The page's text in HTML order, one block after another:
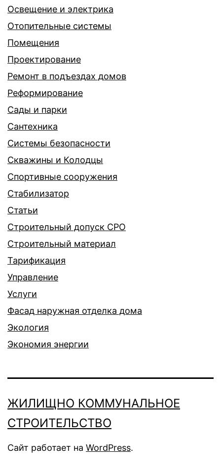
Освещение и электрика
Отопительные системы
Помещения
Проектирование
Ремонт в подъездах домов
Реформирование
Сады и парки
Сантехника
Системы безопасности
Скважины и Колодцы
Спортивные сооружения
Стабилизатор
Статьи
Строительный допуск СРО
Строительный материал
Тарификация
Управление
Услуги
Фасад наружная отделка дома
Экология
Экономия энергии
ЖИЛИЩНО КОММУНАЛЬНОЕ
СТРОИТЕЛЬСТВО
Сайт работает на WordPress.